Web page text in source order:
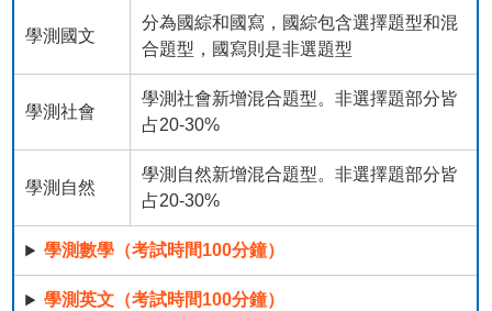
學測國文
分為國綜和國寫，國綜包含選擇題型和混
合題型，國寫則是非選題型
學測社會
學測社會新增混合題型。非選擇題部分皆
占20-30%
學測自然
學測自然新增混合題型。非選擇題部分皆
占20-30%
學測數學（考試時間100分鐘）
學測英文（考試時間100分鐘）